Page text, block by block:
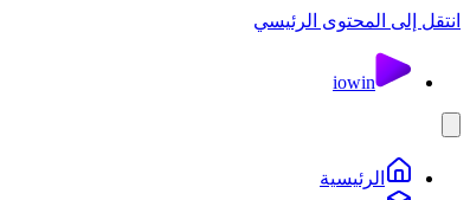
انتقل إلى المحتوى الرئيسي
iowin
الرئيسية